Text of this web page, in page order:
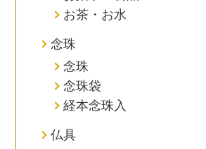
お茶・お水
念珠
念珠
念珠袋
経本念珠入
仏具